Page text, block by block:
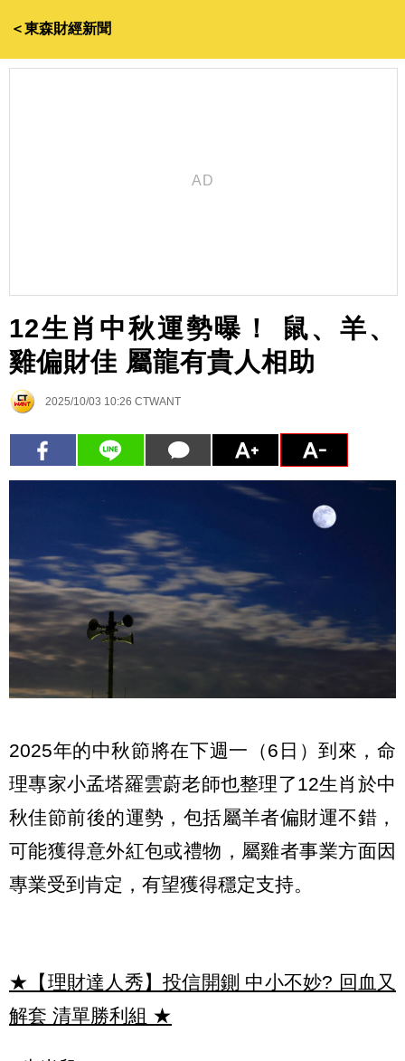
＜東森財經新聞
12生肖中秋運勢曝！ 鼠、羊、
雞偏財佳 屬龍有貴人相助
2025/10/03 10:26 CTWANT
2025年的中秋節將在下週一（6日）到來，命
理專家小孟塔羅雲蔚老師也整理了12生肖於中
秋佳節前後的運勢，包括屬羊者偏財運不錯，
可能獲得意外紅包或禮物，屬雞者事業方面因
專業受到肯定，有望獲得穩定支持。
★【理財達人秀】投信開鍘 中小不妙? 回血又
解套 清單勝利組 ★